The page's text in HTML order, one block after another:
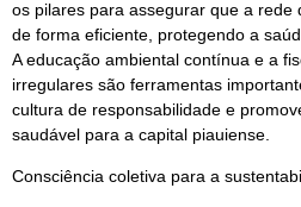
os pilares para assegurar que a rede
de forma eficiente, protegendo a
A educação ambiental contínua e a
irregulares são ferramentas
cultura de responsabilidade e
saudável para a capital piauiense.
Consciência coletiva para a